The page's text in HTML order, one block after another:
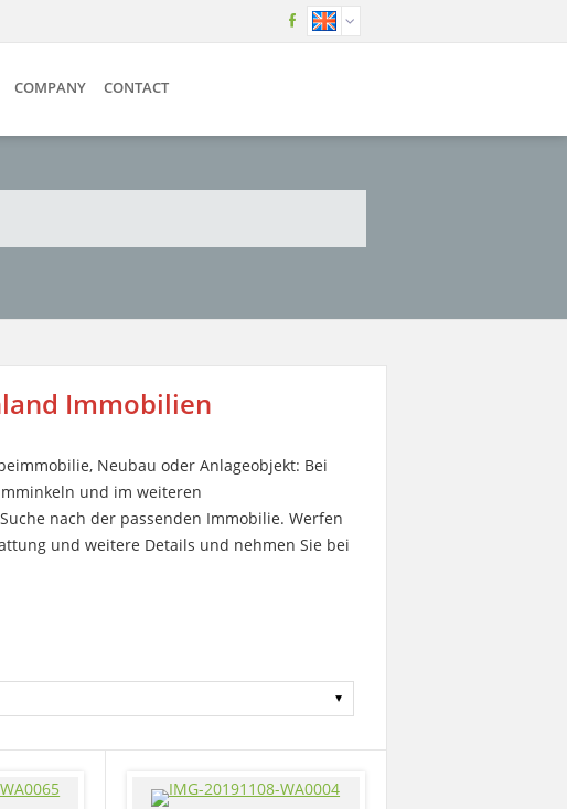
COMPANY CONTACT
Immobilien
Neubau oder Anlageobjekt: Bei
und im weiteren
nach der passenden Immobilie. Werfen
und weitere Details und nehmen Sie bei